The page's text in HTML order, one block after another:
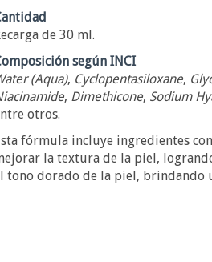
de 30 ml.
según INCI
(Aqua), Cyclopentasiloxane,
, Dimethicone, Sodium
otros.
fórmula incluye ingredientes
la textura de la piel,
tono dorado de la piel, brindando